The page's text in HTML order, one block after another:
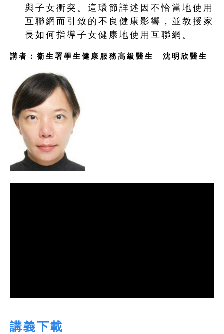
與子女衝突。這環節詳述因不恰當地使用
互聯網而引致的不良健康影響，並教授家
長如何指導子女健康地使用互聯網。
講者：衞生署學生健康服務高級醫生 沈明欣醫生
講義下載